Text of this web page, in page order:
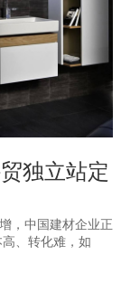
独立站定
，中国建材企业正
、转化难，如